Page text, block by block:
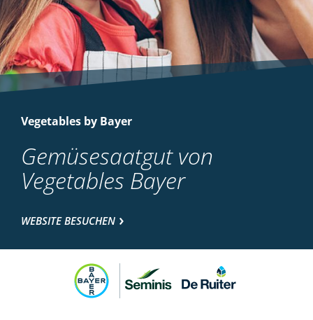
Vegetables by Bayer
Gemüsesaatgut von
Vegetables Bayer
WEBSITE BESUCHEN